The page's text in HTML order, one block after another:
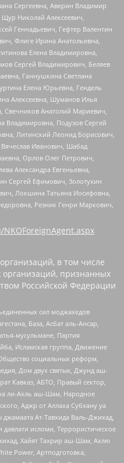
Сергеевна, Аверин Владимир
Николай Алексеевич,
Геннадьевич, Гефтер Валентин
Флиге Ирина Анатольевна,
Елена Владимировна,
Сергей Владимирович, Беляев
Ганнушкина Светлана
Елена Юрьевна, Гендель
Алексеевна, Шуманов Илья
Свечников Анатолий Мариевич,
Подузов Сергей
Литинский Леонид Борисович,
Иванович, Шабад
Орлов Олег Петрович,
Александра Евгеньевна,
Сергей Ефимович, Золотухин
Локшина Татьяна Иосифовна,
Резник Генри Маркович,
в том числе
признанных
Российской Федерации
сил моджахедов
База, Асбат аль-Ансар,
мусульмане, Партия
Исламская группа, Движение
социальных реформ,
Дом двух святых, Джунд аш-
Кавказ, АБТО, Правый сектор,
ли-Ахль аш-Шам, Народное
Аджр от Аллаха Субхану уа
Ат-Тавхида Валь-Джихад,
исломи, Террористическое
Хайят Тахрир аш-Шам, Ахлю
Power, Артподготовка,